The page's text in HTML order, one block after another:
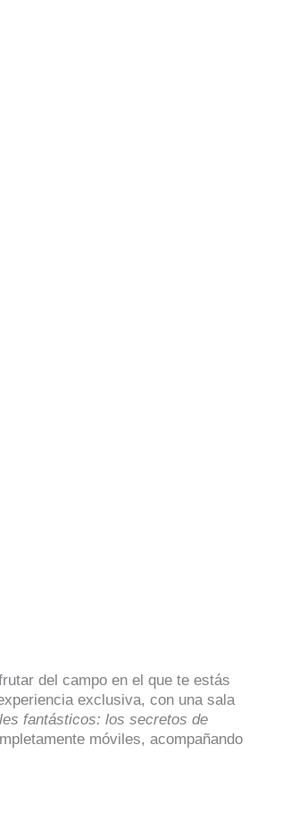
del campo en el que te estás
exclusiva, con una sala
fantásticos: los secretos de
móviles, acompañando